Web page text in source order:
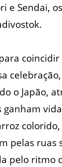
e Sendai,
o Japão,
pelas ruas
pelo ritmo